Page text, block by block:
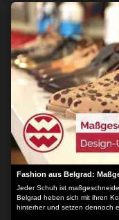
Fashion aus Belgrad:
Jeder Schuh ist
Belgrad heben sich mit ihren
hinterher und setzen dennoch